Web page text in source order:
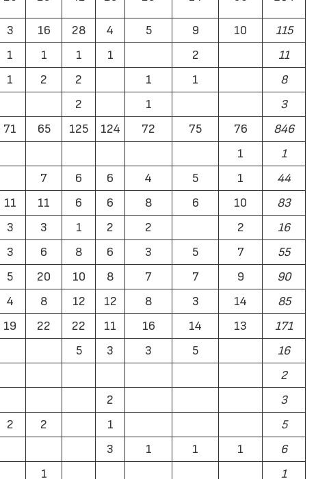
3 16 28 4 5 9 10
115
1 1 1 1 2
11
1 2 2 1 1
8
2 1
3
71 65 125 124 72 75 76
846
1
1
7 6 6 4 5 1
44
11 11 6 6 8 6 10
83
3 3 1 2 2 2
16
3 6 8 6 3 5 7
55
5 20 10 8 7 7 9
90
4 8 12 12 8 3 14
85
19 22 22 11 16 14 13
171
5 3 3 5
16
2
2
3
2 2 1
5
3 1 1 1
6
1 1